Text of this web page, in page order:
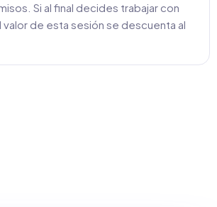
Si al final decides trabajar con
de esta sesión se descuenta al